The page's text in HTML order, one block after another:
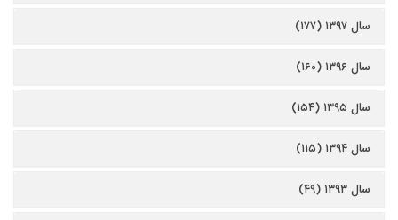
سال ۱۳۹۷ (۱۷۷)
سال ۱۳۹۶ (۱۶۰)
سال ۱۳۹۵ (۱۵۴)
سال ۱۳۹۴ (۱۱۵)
سال ۱۳۹۳ (۴۹)